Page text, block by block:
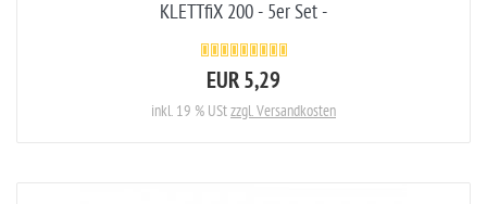
KLETTfiX 200 - 5er Set -
EUR 5,29
inkl. 19 % UStzzgl. Versandkosten